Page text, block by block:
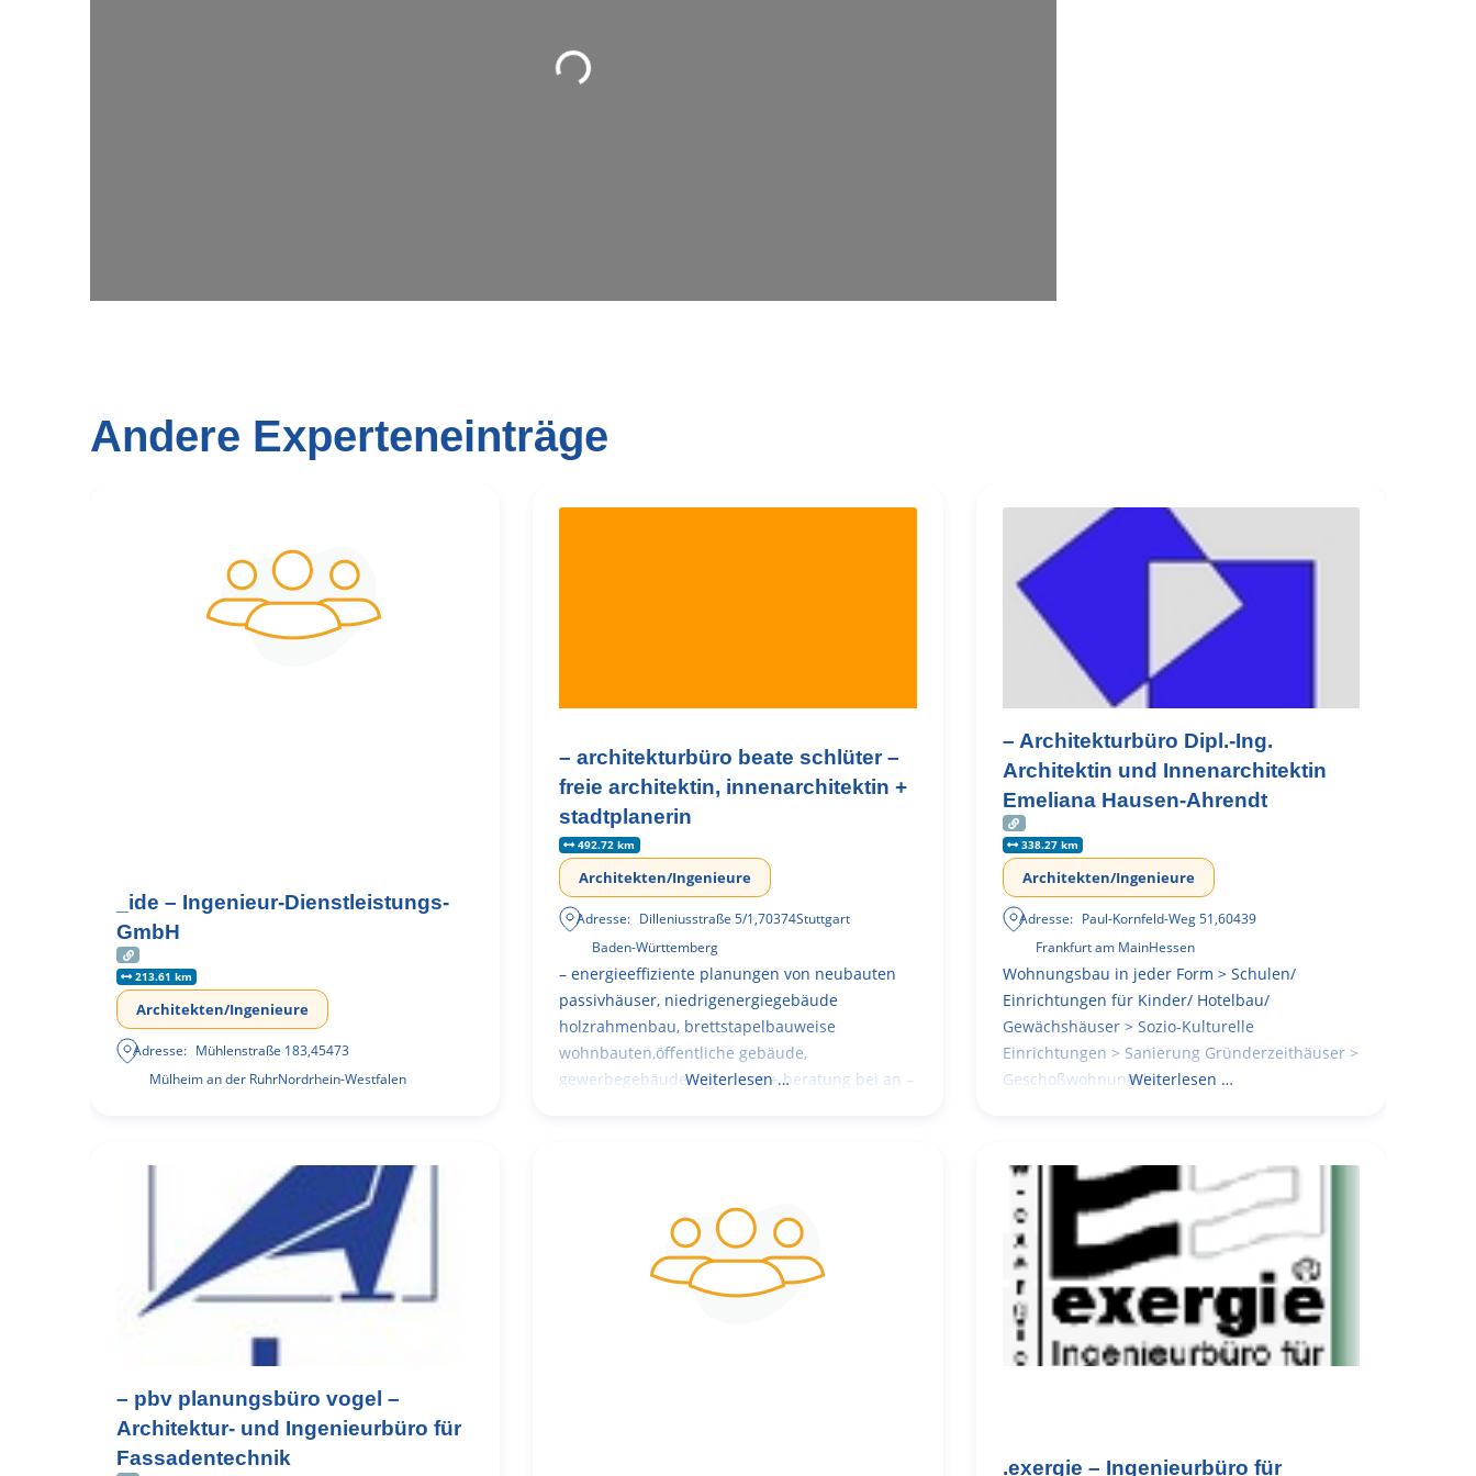
Wird geladen …
Andere Experteneinträge
_ide – Ingenieur-Dienstleistungs-
GmbH
213.61 km
Architekten/Ingenieure
Adresse: Mühlenstraße 183,45473
Mülheim an der RuhrNordrhein-Westfalen
– architekturbüro beate schlüter –
freie architektin, innenarchitektin +
stadtplanerin
492.72 km
Architekten/Ingenieure
Adresse: Dilleniusstraße 5/1,70374Stuttgart
Baden-Württemberg
– energieeffiziente planungen von neubauten
passivhäuser, niedrigenergiegebäude
holzrahmenbau, brettstapelbauweise
wohnbauten,öffentliche gebäude,
gewerbegebäude – planung + beratung bei an –
Weiterlesen …
– Architekturbüro Dipl.-Ing.
Architektin und Innenarchitektin
Emeliana Hausen-Ahrendt
338.27 km
Architekten/Ingenieure
Adresse: Paul-Kornfeld-Weg 51,60439
Frankfurt am MainHessen
Wohnungsbau in jeder Form > Schulen/
Einrichtungen für Kinder/ Hotelbau/
Gewächshäuser > Sozio-Kulturelle
Einrichtungen > Sanierung Gründerzeithäuser >
GeschoßwohnungsbauWeiterlesen …
– pbv planungsbüro vogel –
Architektur- und Ingenieurbüro für
Fassadentechnik
.exergie – Ingenieurbüro für